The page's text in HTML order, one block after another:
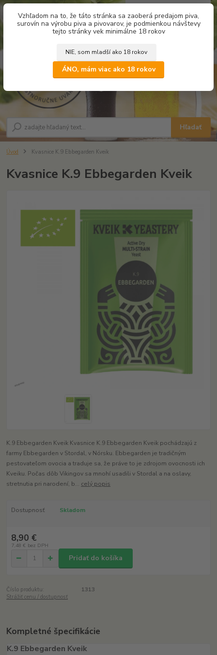
Vzhľadom na to, že táto stránka sa zaoberá predajom piva,
surovín na výrobu piva a pivovarov, je podmienkou návštevy
tejto stránky vek minimálne 18 rokov
NIE, som mladší ako 18 rokov
ÁNO, mám viac ako 18 rokov
Hľadať
za0,00 €
Úvod Kvasnice K.9 Ebbegarden Kveik
Kvasnice K.9 Ebbegarden Kveik
K.9 Ebbegarden Kveik Kvasnice K.9 Ebbegarden Kveik pochádzajú z
farmy Ebbegarden v Stordal, v Nórsku. Ebbegarden je tradičným
pestovateľom ovocia a traduje sa, že práve to je zdrojom ovocnosti ich
Kveiku. Počas dôb Vikingov sa mnohí usadili v Stordal a na oslavy,
stretnutia pri narodení, b... celý popis
Dostupnosť Skladom
8,90 €
7,48 € bez DPH
Pridať do košíka
Číslo produktu:
1313
Strážiť cenu / dostupnosť
Kompletné špecifikácie
K.9 Ebbegarden Kveik